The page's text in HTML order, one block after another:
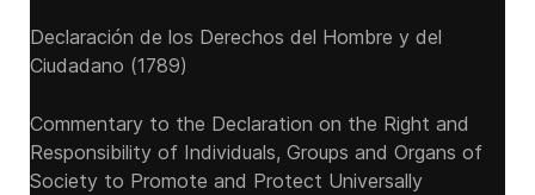
Declaración de los Derechos del Hombre y del
Ciudadano (1789)
Commentary to the Declaration on the Right and
Responsibility of Individuals, Groups and Organs of
Society to Promote and Protect Universally